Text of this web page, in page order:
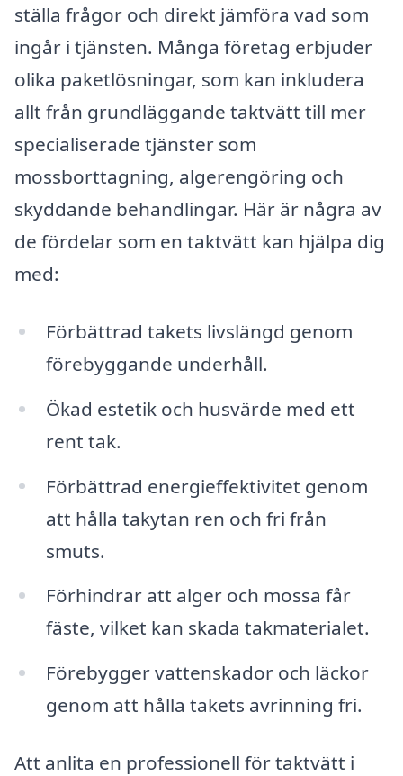
ställa frågor och direkt jämföra vad som
ingår i tjänsten. Många företag erbjuder
olika paketlösningar, som kan inkludera
allt från grundläggande taktvätt till mer
specialiserade tjänster som
mossborttagning, algerengöring och
skyddande behandlingar. Här är några av
de fördelar som en taktvätt kan hjälpa dig
med:
Förbättrad takets livslängd genom
förebyggande underhåll.
Ökad estetik och husvärde med ett
rent tak.
Förbättrad energieffektivitet genom
att hålla takytan ren och fri från
smuts.
Förhindrar att alger och mossa får
fäste, vilket kan skada takmaterialet.
Förebygger vattenskador och läckor
genom att hålla takets avrinning fri.
Att anlita en professionell för taktvätt i